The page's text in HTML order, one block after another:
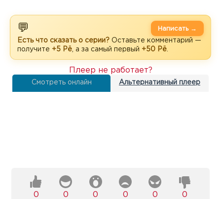
💬
Есть что сказать о серии? Оставьте комментарий —
получите +5 Рё , а за самый первый +50 Рё
Написать →
Смотреть онлайн Альтернативный плеер
Плеер не работает?
0 0 0 0 0 0